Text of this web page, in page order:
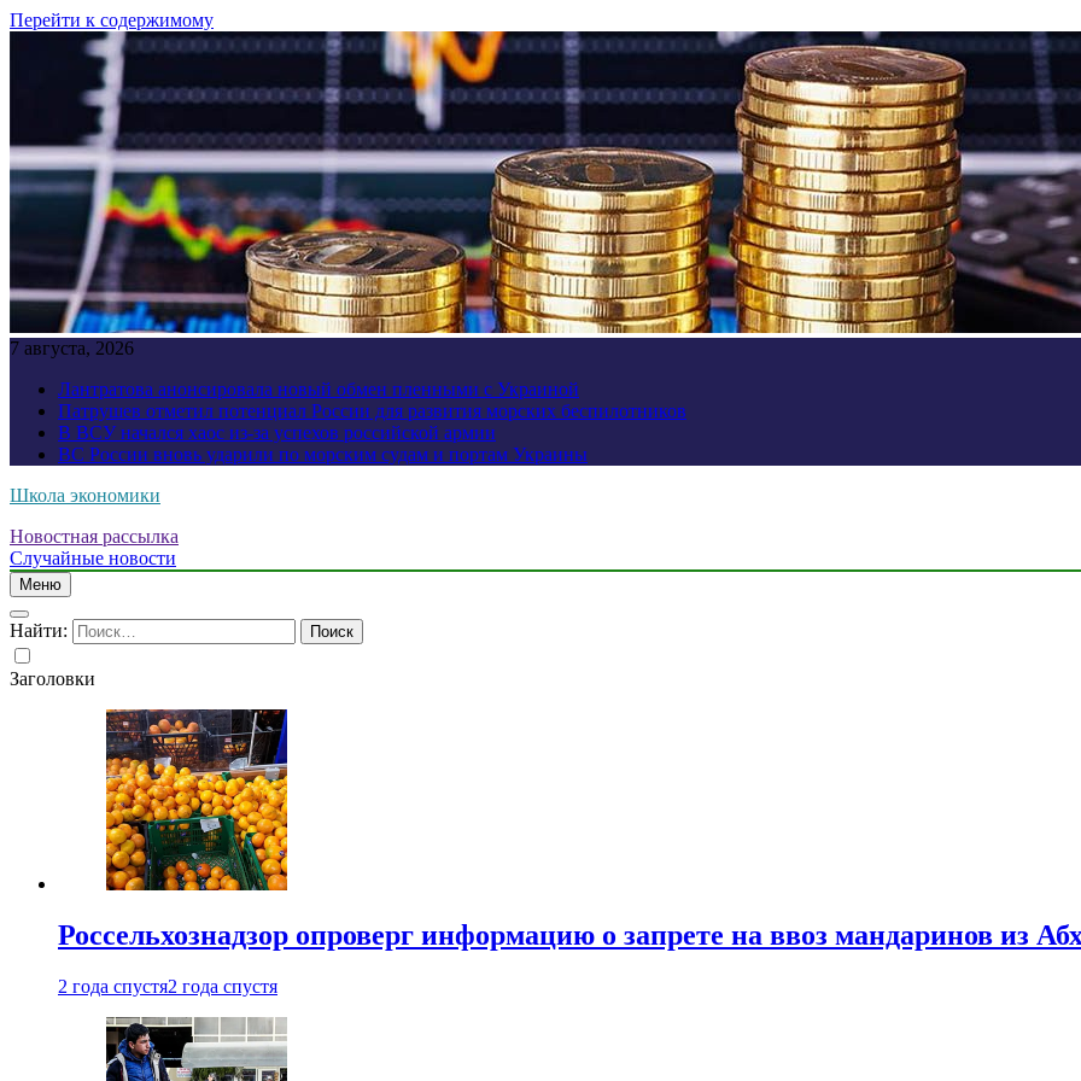
Перейти к содержимому
7 августа, 2026
Лантратова анонсировала новый обмен пленными с Украиной
Патрушев отметил потенциал России для развития морских беспилотников
В ВСУ начался хаос из-за успехов российской армии
ВС России вновь ударили по морским судам и портам Украины
Школа экономики
Новостная рассылка
Случайные новости
Меню
Найти:
Заголовки
Россельхознадзор опроверг информацию о запрете на ввоз мандаринов из
2 года спустя2 года спустя